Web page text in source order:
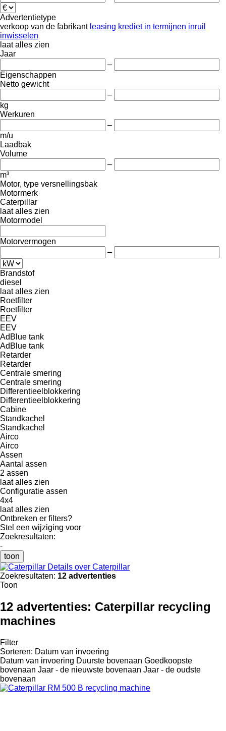
Advertentietype
verkoop van de fabrikant leasing krediet in termijnen inruil
inwisselen
laat alles zien
Jaar
–
Eigenschappen
Netto gewicht
–
kg
Werkuren
–
m/u
Laadbak
Volume
–
m³
Motor, type versnellingsbak
Motormerk
Caterpillar
laat alles zien
Motormodel
Motorvermogen
–
Brandstof
diesel
laat alles zien
Roetfilter
Roetfilter
EEV
EEV
AdBlue tank
AdBlue tank
Retarder
Retarder
Centrale smering
Centrale smering
Differentieelblokkering
Differentieelblokkering
Cabine
Standkachel
Standkachel
Airco
Airco
Assen
Aantal assen
2 assen
laat alles zien
Configuratie assen
4x4
laat alles zien
Ontbreken er filters?
Stel een wijziging voor
Zoekresultaten:
-
toon
Details over Caterpillar
Zoekresultaten: 12 advertenties
Toon
12 advertenties: Caterpillar recycling
machines
Filter
Sorteren: Datum van invoering
Datum van invoering Duurste bovenaan Goedkoopste
bovenaan Jaar - de nieuwste bovenaan Jaar - de oudste
bovenaan